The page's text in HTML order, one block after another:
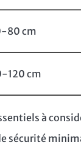
80 cm
120 cm
à
sécurité